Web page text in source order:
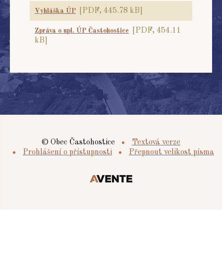
Vyhláška ÚP [PDF, 445.78 kB]
Zpráva o upl. ÚP Častohostice
[PDF, 454.11
kB]
© Obec Častohostice
Textová verze
Prohlášení o přístupnosti
Přepnout velikost písma
Tvorba